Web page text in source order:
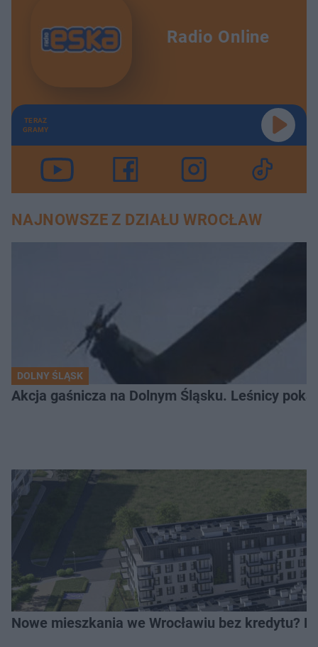
Radio Online
TERAZ
GRAMY
NAJNOWSZE Z DZIAŁU WROCŁAW
DOLNY ŚLĄSK
Akcja gaśnicza na Dolnym Śląsku. Leśnicy
Nowe mieszkania we Wrocławiu bez kredytu?